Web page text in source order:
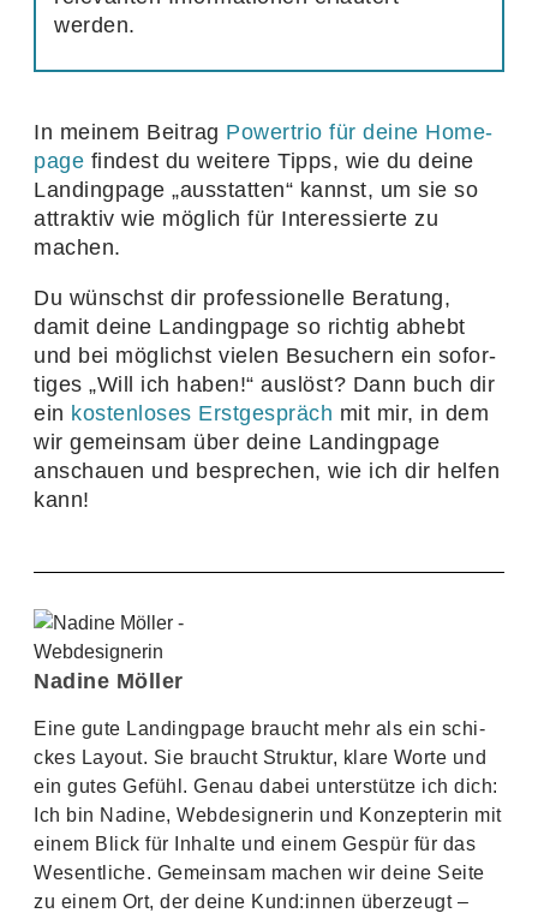
werden.
In meinem Beitrag Powertrio für deine Home­
page findest du weitere Tipps, wie du deine
Landing­page „ausstatten“ kannst, um sie so
attraktiv wie möglich für Inter­es­sierte zu
machen.
Du wünschst dir profes­sio­nelle Bera­tung,
damit deine Landing­page so richtig abhebt
und bei möglichst vielen Besu­chern ein sofor­
tiges „Will ich haben!“ auslöst? Dann buch dir
ein kosten­loses Erst­ge­spräch mit mir, in dem
wir gemeinsam über deine Landing­page
anschauen und bespre­chen, wie ich dir helfen
kann!
Nadine Möller
Eine gute Landing­page braucht mehr als ein schi­
ckes Layout. Sie braucht Struktur, klare Worte und
ein gutes Gefühl. Genau dabei unter­stütze ich dich:
Ich bin Nadine, Webde­si­gnerin und Konzepterin mit
einem Blick für Inhalte und einem Gespür für das
Wesent­liche. Gemeinsam machen wir deine Seite
zu einem Ort, der deine Kund:innen über­zeugt –